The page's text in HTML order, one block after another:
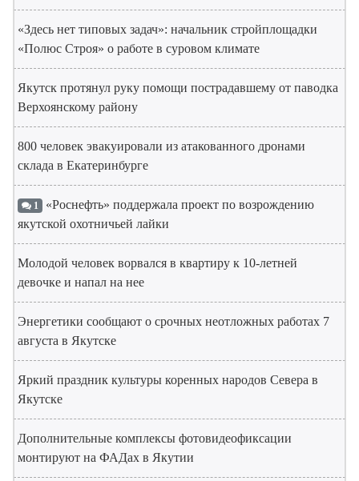
«Здесь нет типовых задач»: начальник стройплощадки
«Полюс Строя» о работе в суровом климате
Якутск протянул руку помощи пострадавшему от паводка
Верхоянскому району
800 человек эвакуировали из атакованного дронами
склада в Екатеринбурге
1 «Роснефть» поддержала проект по возрождению
якутской охотничьей лайки
Молодой человек ворвался в квартиру к 10-летней
девочке и напал на нее
Энергетики сообщают о срочных неотложных работах 7
августа в Якутске
Яркий праздник культуры коренных народов Севера в
Якутске
Дополнительные комплексы фотовидеофиксации
монтируют на ФАДах в Якутии